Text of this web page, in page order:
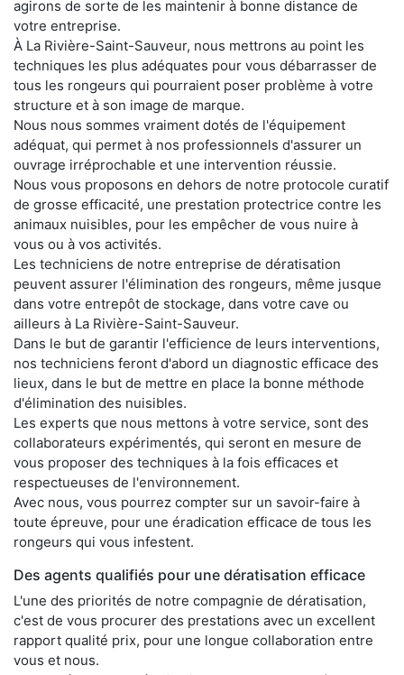
agirons de sorte de les maintenir à bonne distance de
votre entreprise.
À La Rivière-Saint-Sauveur, nous mettrons au point les
techniques les plus adéquates pour vous débarrasser de
tous les rongeurs qui pourraient poser problème à votre
structure et à son image de marque.
Nous nous sommes vraiment dotés de l'équipement
adéquat, qui permet à nos professionnels d'assurer un
ouvrage irréprochable et une intervention réussie.
Nous vous proposons en dehors de notre protocole curatif
de grosse efficacité, une prestation protectrice contre les
animaux nuisibles, pour les empêcher de vous nuire à
vous ou à vos activités.
Les techniciens de notre entreprise de dératisation
peuvent assurer l'élimination des rongeurs, même jusque
dans votre entrepôt de stockage, dans votre cave ou
ailleurs à La Rivière-Saint-Sauveur.
Dans le but de garantir l'efficience de leurs interventions,
nos techniciens feront d'abord un diagnostic efficace des
lieux, dans le but de mettre en place la bonne méthode
d'élimination des nuisibles.
Les experts que nous mettons à votre service, sont des
collaborateurs expérimentés, qui seront en mesure de
vous proposer des techniques à la fois efficaces et
respectueuses de l'environnement.
Avec nous, vous pourrez compter sur un savoir-faire à
toute épreuve, pour une éradication efficace de tous les
rongeurs qui vous infestent.
Des agents qualifiés pour une dératisation efficace
L'une des priorités de notre compagnie de dératisation,
c'est de vous procurer des prestations avec un excellent
rapport qualité prix, pour une longue collaboration entre
vous et nous.